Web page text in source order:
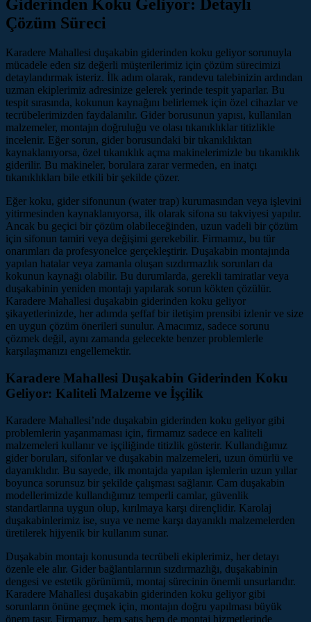
Giderinden Koku Geliyor: Detaylı
Çözüm Süreci
Karadere Mahallesi duşakabin giderinden koku geliyor sorunuyla
mücadele eden siz değerli müşterilerimiz için çözüm sürecimizi
detaylandırmak isteriz. İlk adım olarak, randevu talebinizin ardından
uzman ekiplerimiz adresinize gelerek yerinde tespit yaparlar. Bu
tespit sırasında, kokunun kaynağını belirlemek için özel cihazlar ve
tecrübelerimizden faydalanılır. Gider borusunun yapısı, kullanılan
malzemeler, montajın doğruluğu ve olası tıkanıklıklar titizlikle
incelenir. Eğer sorun, gider borusundaki bir tıkanıklıktan
kaynaklanıyorsa, özel tıkanıklık açma makinelerimizle bu tıkanıklık
giderilir. Bu makineler, borulara zarar vermeden, en inatçı
tıkanıklıkları bile etkili bir şekilde çözer.
Eğer koku, gider sifonunun (water trap) kurumasından veya işlevini
yitirmesinden kaynaklanıyorsa, ilk olarak sifona su takviyesi yapılır.
Ancak bu geçici bir çözüm olabileceğinden, uzun vadeli bir çözüm
için sifonun tamiri veya değişimi gerekebilir. Firmamız, bu tür
onarımları da profesyonelce gerçekleştirir. Duşakabin montajında
yapılan hatalar veya zamanla oluşan sızdırmazlık sorunları da
kokunun kaynağı olabilir. Bu durumlarda, gerekli tamiratlar veya
duşakabinin yeniden montajı yapılarak sorun kökten çözülür.
Karadere Mahallesi duşakabin giderinden koku geliyor
şikayetlerinizde, her adımda şeffaf bir iletişim prensibi izlenir ve size
en uygun çözüm önerileri sunulur. Amacımız, sadece sorunu
çözmek değil, aynı zamanda gelecekte benzer problemlerle
karşılaşmanızı engellemektir.
Karadere Mahallesi Duşakabin Giderinden Koku
Geliyor: Kaliteli Malzeme ve İşçilik
Karadere Mahallesi’nde duşakabin giderinden koku geliyor gibi
problemlerin yaşanmaması için, firmamız sadece en kaliteli
malzemeleri kullanır ve işçiliğinde titizlik gösterir. Kullandığımız
gider boruları, sifonlar ve duşakabin malzemeleri, uzun ömürlü ve
dayanıklıdır. Bu sayede, ilk montajda yapılan işlemlerin uzun yıllar
boyunca sorunsuz bir şekilde çalışması sağlanır. Cam duşakabin
modellerimizde kullandığımız temperli camlar, güvenlik
standartlarına uygun olup, kırılmaya karşı dirençlidir. Karolaj
duşakabinlerimiz ise, suya ve neme karşı dayanıklı malzemelerden
üretilerek hijyenik bir kullanım sunar.
Duşakabin montajı konusunda tecrübeli ekiplerimiz, her detayı
özenle ele alır. Gider bağlantılarının sızdırmazlığı, duşakabinin
dengesi ve estetik görünümü, montaj sürecinin önemli unsurlarıdır.
Karadere Mahallesi duşakabin giderinden koku geliyor gibi
sorunların önüne geçmek için, montajın doğru yapılması büyük
önem taşır. Firmamız, hem satış hem de montaj hizmetlerinde